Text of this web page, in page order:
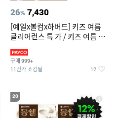
26% 7,430
[예일x볼컴x하버드] 키즈 여름
클리어런스 특 가 / 키즈 여름 수
구매 999+
11번가 쇼킹딜 12
20